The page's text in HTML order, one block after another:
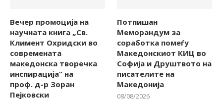
Вечер промоција на
научната книга „Св.
Климент Охридски во
современата
македонска творечка
инспирација“ на
проф. д-р Зоран
Пејковски
Потпишан
Меморандум за
соработка помеѓу
Македонскиот КИЦ во
Софија и Друштвото на
писателите на
Македонија
08/08/2026